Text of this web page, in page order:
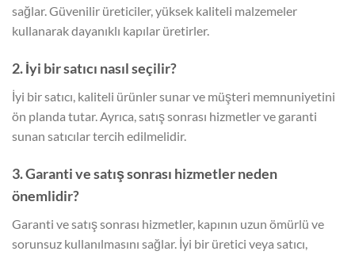
sağlar. Güvenilir üreticiler, yüksek kaliteli malzemeler
kullanarak dayanıklı kapılar üretirler.
2. İyi bir satıcı nasıl seçilir?
İyi bir satıcı, kaliteli ürünler sunar ve müşteri memnuniyetini
ön planda tutar. Ayrıca, satış sonrası hizmetler ve garanti
sunan satıcılar tercih edilmelidir.
3. Garanti ve satış sonrası hizmetler neden
önemlidir?
Garanti ve satış sonrası hizmetler, kapının uzun ömürlü ve
sorunsuz kullanılmasını sağlar. İyi bir üretici veya satıcı,